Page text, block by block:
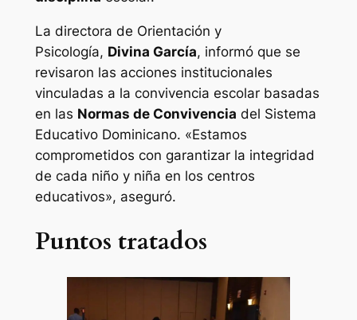
La directora de Orientación y
Psicología, Divina García, informó que se
revisaron las acciones institucionales
vinculadas a la convivencia escolar basadas
en las Normas de Convivencia del Sistema
Educativo Dominicano. «Estamos
comprometidos con garantizar la integridad
de cada niño y niña en los centros
educativos», aseguró.
Puntos tratados